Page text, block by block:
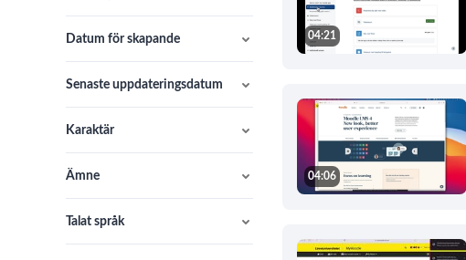
Datum för skapande
Senaste uppdateringsdatum
Karaktär
Ämne
Talat språk
04:21
04:06